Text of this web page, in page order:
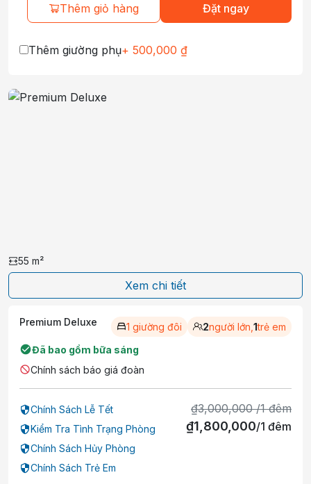
Thêm giỏ hàng Đặt ngay
Thêm giường phụ+ 500,000 ₫
55 m²
Xem chi tiết
Premium Deluxe 1 giường đôi 2người lớn, 1trẻ em
Đã bao gồm bữa sáng
Chính sách báo giá đoàn
Chính Sách Lễ Tết
Kiểm Tra Tình Trạng Phòng
Chính Sách Hủy Phòng
Chính Sách Trẻ Em
₫3,000,000 /1 đêm
₫1,800,000/1 đêm